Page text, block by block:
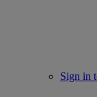
Sign in